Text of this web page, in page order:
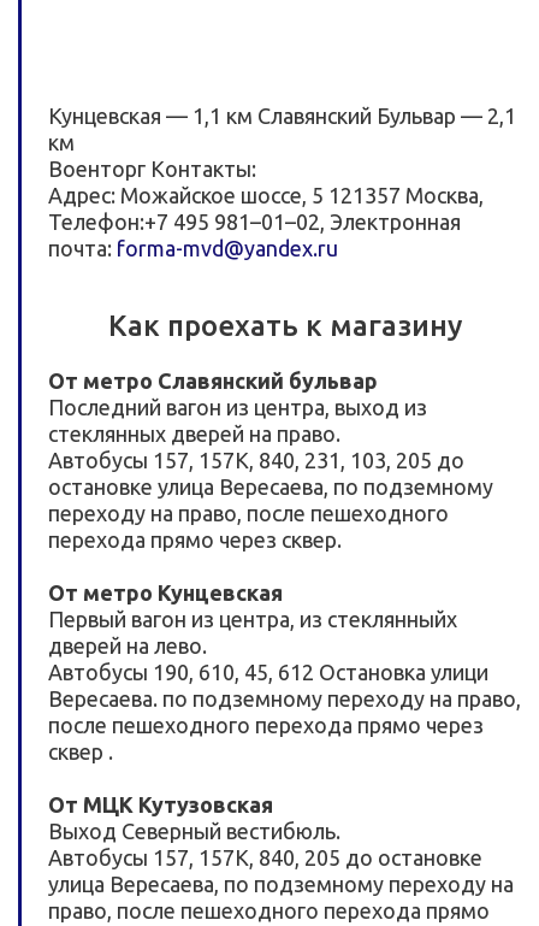
Кунцевская — 1,1 км Славянский Бульвар — 2,1
км
Военторг Контакты:
Адрес: Можайское шоссе, 5 121357 Москва,
Телефон:+7 495 981–01–02, Электронная
почта: forma-mvd@yandex.ru
Как проехать к магазину
От метро Славянский бульвар
Последний вагон из центра, выход из
стеклянных дверей на право.
Автобусы 157, 157К, 840, 231, 103, 205 до
остановке улица Вересаева, по подземному
переходу на право, после пешеходного
перехода прямо через сквер.
От метро Кунцевская
Первый вагон из центра, из стеклянныйх
дверей на лево.
Автобусы 190, 610, 45, 612 Остановка улици
Вересаева. по подземному переходу на право,
после пешеходного перехода прямо через
сквер .
От МЦК Кутузовская
Выход Северный вестибюль.
Автобусы 157, 157К, 840, 205 до остановке
улица Вересаева, по подземному переходу на
право, после пешеходного перехода прямо